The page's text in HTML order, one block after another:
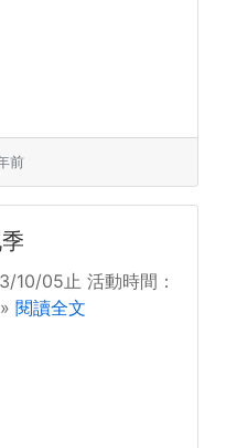
前
05止 活動時間：
閱讀全文